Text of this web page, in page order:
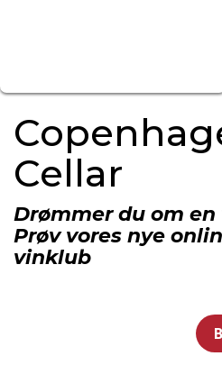
Cellar
Drømmer du om
Prøv vores nye
vinklub